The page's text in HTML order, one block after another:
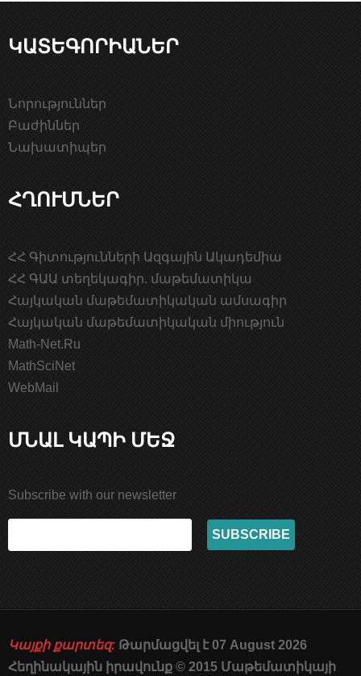
ԿԱՏԵԳՈՐԻԱՆԵՐ
Նորություններ
Բաժիններ
Նախատիպեր
ՀՂՈՒՄՆԵՐ
ՀՀ Գիտությունների Ազգային Ակադեմիա
ՀՀ ԳԱԱ տեղեկագիր. մաթեմատիկա
Հայկական մաթեմատիկական ամսագիր
Հայկական մաթեմատիկական միություն
Math-Net.Ru
MathSciNet
WebMail
ՄՆԱԼ ԿԱՊԻ ՄԵՋ
Subscribe with our newsletter
Կայքի քարտեզ: Թարմացվել է 07 August 2026
Հեղինակային իրավունք © 2015 Մաթեմատիկայի